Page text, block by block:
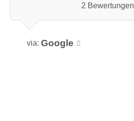
2 Bewertungen
via: Google